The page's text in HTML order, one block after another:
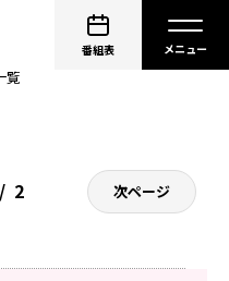
番組表
覧
2 次ページ